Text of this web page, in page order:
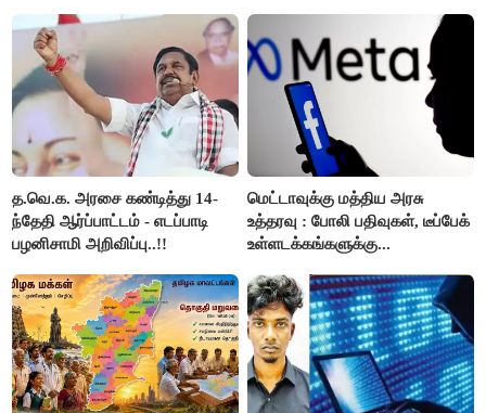
த.வெ.க. அரசை கண்டித்து 14-
ந்தேதி ஆர்ப்பாட்டம் - எடப்பாடி
பழனிசாமி அறிவிப்பு..!!
மெட்டாவுக்கு மத்திய அரசு
உத்தரவு : போலி பதிவுகள், டீப்பேக்
உள்ளடக்கங்களுக்கு...